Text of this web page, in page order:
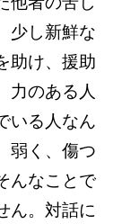
少し新鮮な
助け、援助
力のある人
いる人なん
弱く、傷つ
んなことで
ん。対話に